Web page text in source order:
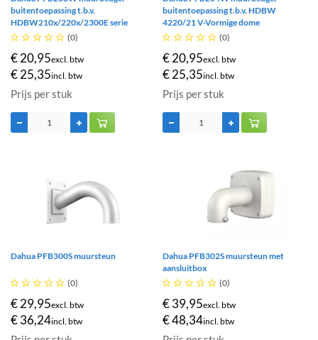
buitentoepassing t.b.v.
HDBW210x/220x/2300E serie
     (0)
€ 20,95excl. btw
€ 25,35incl. btw
Prijs per stuk
buitentoepassing t.b.v. HDBW
4220/21 V-Vormige dome
     (0)
€ 20,95excl. btw
€ 25,35incl. btw
Prijs per stuk
Dahua PFB300S muursteun
     (0)
€ 29,95excl. btw
€ 36,24incl. btw
Dahua PFB302S muursteun met
aansluitbox
     (0)
€ 39,95excl. btw
€ 48,34incl. btw